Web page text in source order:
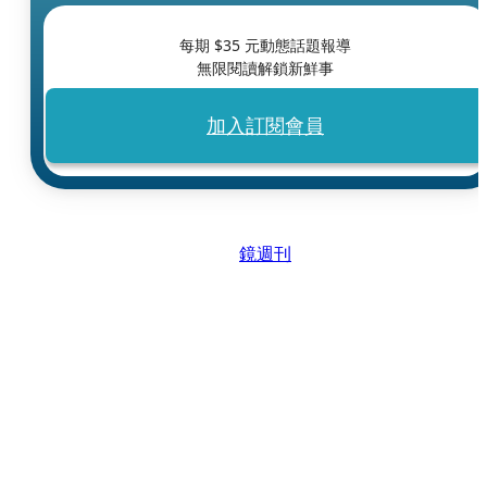
每期 $35 元動態話題報導
無限閱讀解鎖新鮮事
加入訂閱會員
鏡週刊